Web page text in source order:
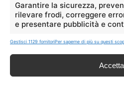
Garantire la sicurezza,
rilevare frodi, correggere
e presentare pubblicità e
Gestisci 1129 fornitoriPer saperne di più su questi
Accetta
Info
In qualità di Affiliato Amazon ed
guadagno dagli acquisti idonei.
Note Legali